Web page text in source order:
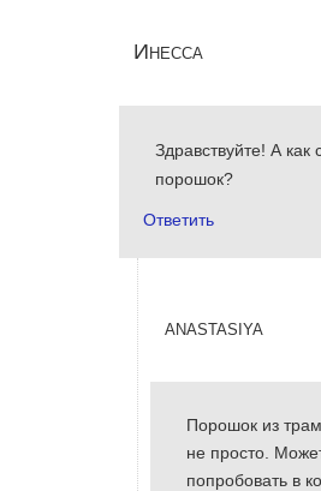
Инесса
Здравствуйте! А как
порошок?
Ответить
anastasiya
Порошок из
не просто.
попробовать в